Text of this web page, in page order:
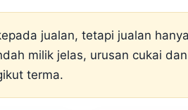
jualan, tetapi jualan
milik jelas, urusan cukai
terma.